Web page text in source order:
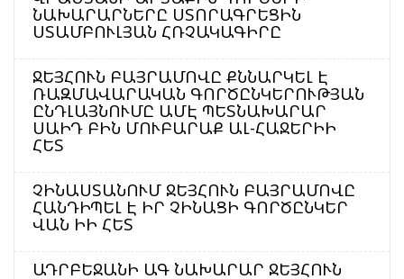
ՆԱԽԱՐԱՐՆԵՐԸ ՍՏՈՐԱԳՐԵՑԻՆ
ՍՏԱՄԲՈՒԼՅԱՆ ՀՌՉԱԿԱԳԻՐԸ
ՋԵՅՀՈՒՆ ԲԱՅՐԱՄՈՎԸ ՔՆՆԱՐԿԵԼ Է
ՌԱԶՄԱՎԱՐԱԿԱՆ ԳՈՐԾԸՆԿԵՐՈՒԹՅԱՆ
ԸՆԴԼԱՅՆՈՒՄԸ ԱՄԷ ՊԵՏՆԱԽԱՐԱՐ
ՍԱԻԴ ԲԻՆ ՄՈՒԲԱՐԱՔ ԱԼ-ՀԱՋԵՐԻԻ
ՀԵՏ
ՉԻՆԱՍՏԱՆՈՒՄ ՋԵՅՀՈՒՆ ԲԱՅՐԱՄՈՎԸ
ՀԱՆԴԻՊԵԼ Է ԻՐ ՉԻՆԱՑԻ ԳՈՐԾԸՆԿԵՐ
ՎԱՆ ԻԻ ՀԵՏ
ԱԴՐԲԵՋԱՆԻ ԱԳ ՆԱԽԱՐԱՐ ՋԵՅՀՈՒՆ